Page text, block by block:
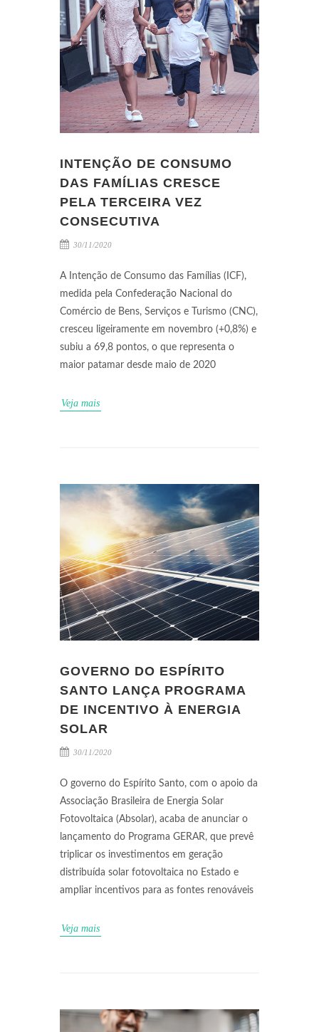
INTENÇÃO DE CONSUMO
DAS FAMÍLIAS CRESCE
PELA TERCEIRA VEZ
CONSECUTIVA
30/11/2020
A Intenção de Consumo das Famílias (ICF),
medida pela Confederação Nacional do
Comércio de Bens, Serviços e Turismo (CNC),
cresceu ligeiramente em novembro (+0,8%) e
subiu a 69,8 pontos, o que representa o
maior patamar desde maio de 2020
Veja mais
GOVERNO DO ESPÍRITO
SANTO LANÇA PROGRAMA
DE INCENTIVO À ENERGIA
SOLAR
30/11/2020
O governo do Espírito Santo, com o apoio da
Associação Brasileira de Energia Solar
Fotovoltaica (Absolar), acaba de anunciar o
lançamento do Programa GERAR, que prevê
triplicar os investimentos em geração
distribuída solar fotovoltaica no Estado e
ampliar incentivos para as fontes renováveis
Veja mais